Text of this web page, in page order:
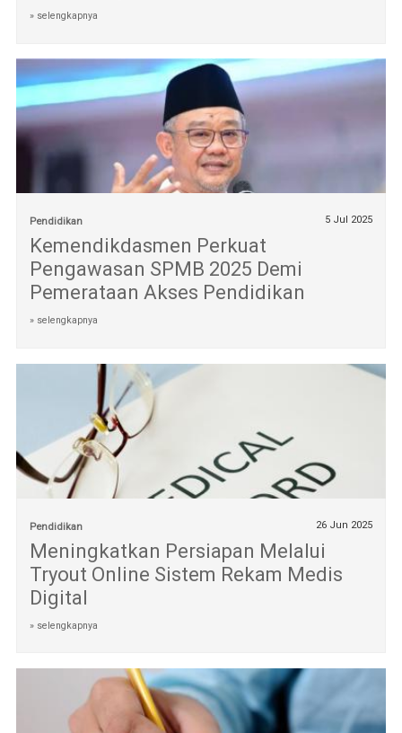
» selengkapnya
Pendidikan 5 Jul 2025
Kemendikdasmen Perkuat
Pengawasan SPMB 2025 Demi
Pemerataan Akses Pendidikan
» selengkapnya
Pendidikan 26 Jun 2025
Meningkatkan Persiapan Melalui
Tryout Online Sistem Rekam Medis
Digital
» selengkapnya